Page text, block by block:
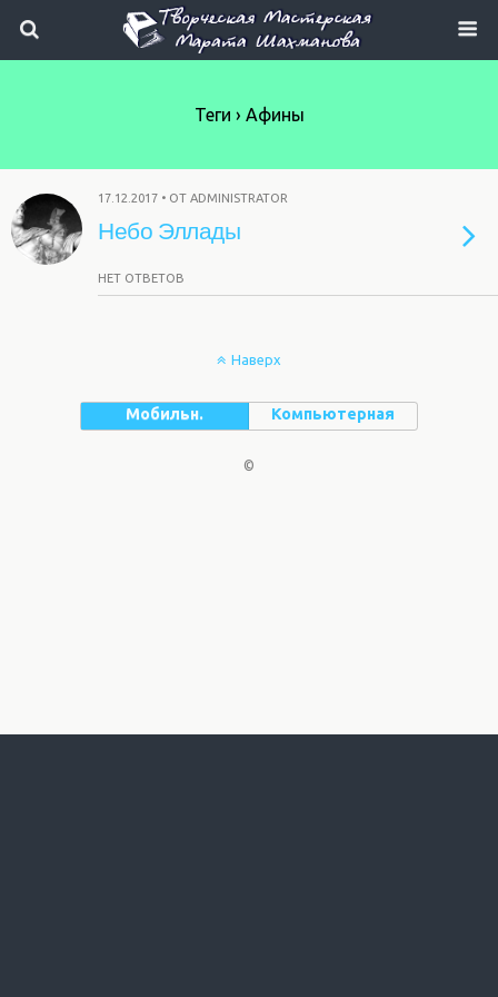
Теги › Афины
17.12.2017 • ОТ ADMINISTRATOR
Небо Эллады
НЕТ ОТВЕТОВ
Наверх
Мобильн. Компьютерная
©